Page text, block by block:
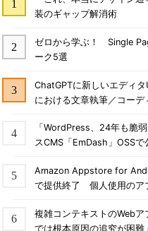
装のギャップ解消術
ゼロから学ぶ！ Single
ーク5選
ChatGPTに新しいエディ
における文章執筆／コー
「WordPress、24年も脆
スCMS「EmDash」OSSで
Amazon Appstore for
で提供終了 個人使用のア
複雑コンテキストのWeb
では根本原因の追究が困難」